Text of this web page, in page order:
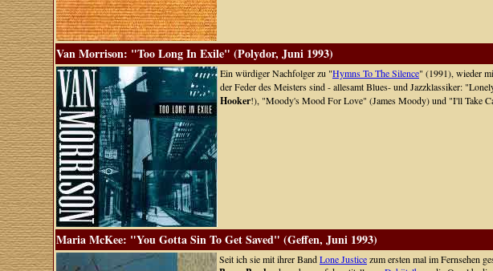
Van Morrison: "Too Long In Exile" (Polydor, Juni 1993)
Ein würdiger Nachfolger zu "Hymns To The Silence" (1991), wieder
der Feder des Meisters sind - allesamt Blues- und Jazzklassiker:
Hooker!), "Moody's Mood For Love" (James Moody) und "I'll Take
Maria McKee: "You Gotta Sin To Get Saved" (Geffen, Juni 1993)
Seit ich sie mit ihrer BandLone Justicezum ersten mal im Fernsehen